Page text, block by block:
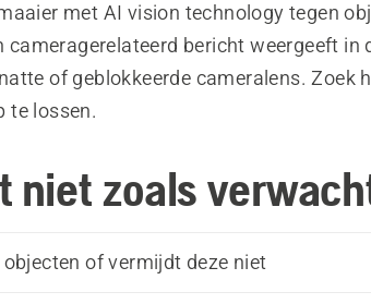
met AI vision technology tegen
bericht weergeeft in
of geblokkeerde cameralens. Zoek
te lossen.
niet zoals
of vermijdt deze niet